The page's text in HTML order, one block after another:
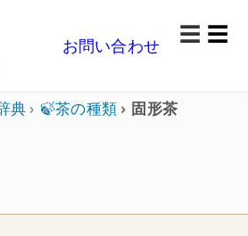
いました。どうぞごゆっくり楽
お問い合わせ
☰
典 🍃茶の種類 固形茶